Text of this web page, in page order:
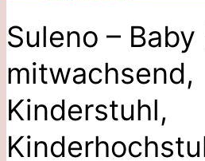
Suleno –
mitwachsend,
Kinderstuhl,